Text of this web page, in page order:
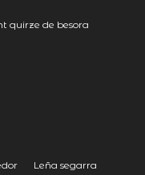
quirze de besora
Leña segarra